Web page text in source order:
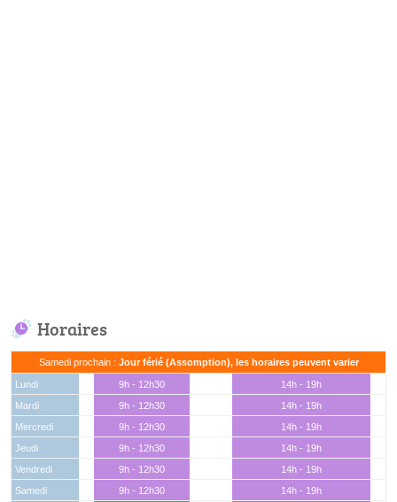
Horaires
Samedi prochain : Jour férié (Assomption), les horaires peuvent varier
Lundi 9h - 12h30
14h - 19h
Mardi
9h - 12h30
14h - 19h
Mercredi
9h - 12h30
14h - 19h
Jeudi
9h - 12h30
14h - 19h
Vendredi
9h - 12h30
14h - 19h
Samedi
9h - 12h30
14h - 19h